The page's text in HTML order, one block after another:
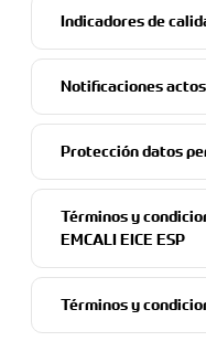
Indicadores de
Notificaciones
Protección datos
Términos y
EMCALI EICE ESP
Términos y